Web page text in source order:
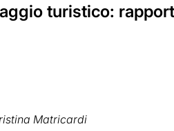
turistico:
Matricardi